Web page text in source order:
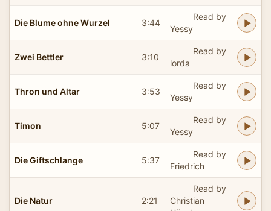
Die Blume ohne Wurzel 3:44
Read by
Yessy
Zwei Bettler 3:10
Read by
lorda
Thron und Altar 3:53
Read by
Yessy
Timon 5:07
Read by
Yessy
Die Giftschlange 5:37
Read by
Friedrich
Die Natur 2:21
Read by
Christian